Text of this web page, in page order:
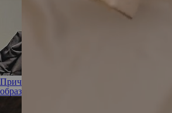
Прическа Малефисенты: Рената
образ